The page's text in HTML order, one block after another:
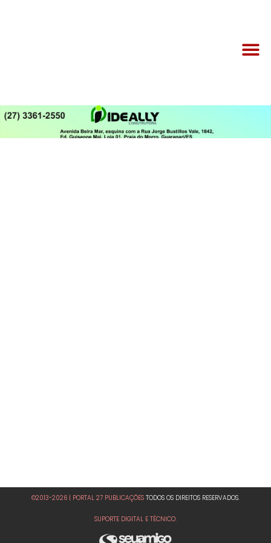
©2013-2026 | PORTAL 27 PUBLICAÇÕES TODOS OS DIREITOS RESERVADOS.
SUPORTE DIGITAL E TÉCNICO: